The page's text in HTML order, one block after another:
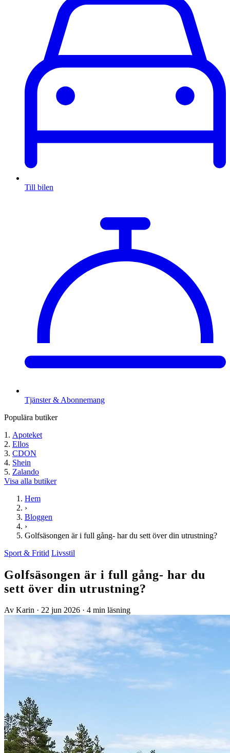
Till bilen
Tjänster & Abonnemang
Populära butiker
Apoteket
Ellos
CDON
Shein
Zalando
Visa alla butiker
Hem
›
Bloggen
›
Golfsäsongen är i full gång- har du sett över din utrustning?
Sport & Fritid Livsstil
Golfsäsongen är i full gång- har du
sett över din utrustning?
Av Karin · 22 jun 2026 · 4 min läsning